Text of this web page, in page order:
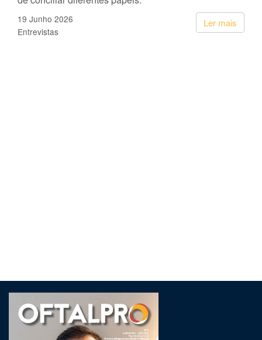
Ler mais
19 Junho 2026
Entrevistas